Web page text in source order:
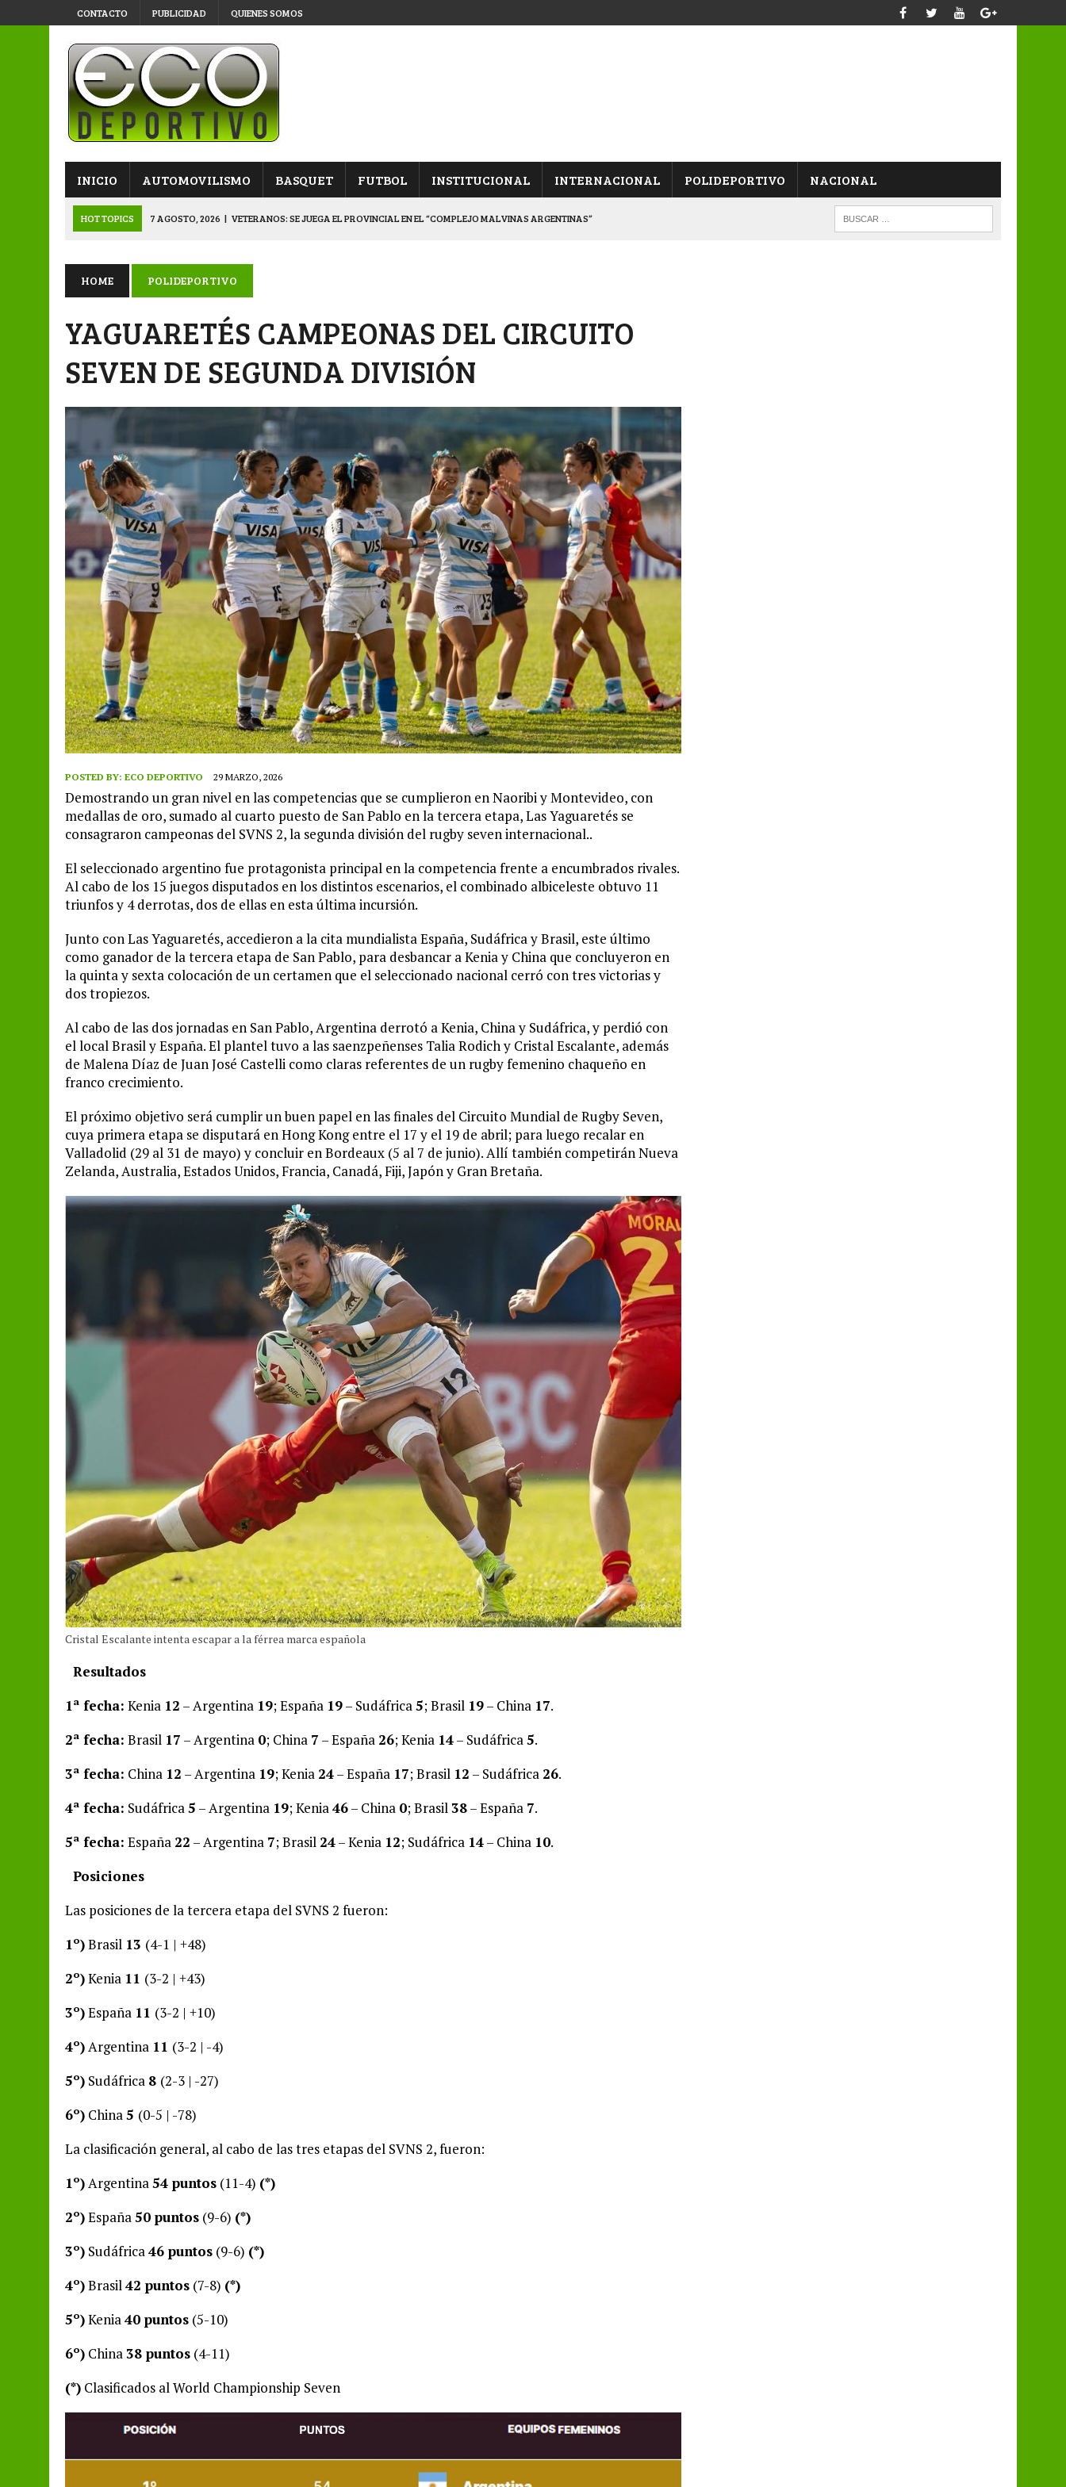
CONTACTO PUBLICIDAD QUIENES SOMOS
INICIO AUTOMOVILISMO BASQUET FUTBOL INSTITUCIONAL INTERNACIONAL POLIDEPORTIVO NACIONAL
HOT TOPICS 7 AGOSTO, 2026 | VETERANOS: SE JUEGA EL PROVINCIAL EN EL “COMPLEJO MALVINAS ARGENTINAS”
6 AGOSTO, 2026 | SUB 20: TRIUNFO Y CLASIFICACIÓN DE LOS “ALBICELESTES”
8 AGOSTO, 2026 PRIMERA B: EL “GALLITO” Y EL “DECANO”, DUELO SEMIFINAL EN PAMPA
HOME POLIDEPORTIVO
YAGUARETÉS CAMPEONAS DEL CIRCUITO
SEVEN DE SEGUNDA DIVISIÓN
POSTED BY: ECO DEPORTIVO 29 MARZO, 2026
Demostrando un gran nivel en las competencias que se cumplieron en Naoribi y Montevideo, con
medallas de oro, sumado al cuarto puesto de San Pablo en la tercera etapa, Las Yaguaretés se
consagraron campeonas del SVNS 2, la segunda división del rugby seven internacional..
El seleccionado argentino fue protagonista principal en la competencia frente a encumbrados rivales.
Al cabo de los 15 juegos disputados en los distintos escenarios, el combinado albiceleste obtuvo 11
triunfos y 4 derrotas, dos de ellas en esta última incursión.
Junto con Las Yaguaretés, accedieron a la cita mundialista España, Sudáfrica y Brasil, este último
como ganador de la tercera etapa de San Pablo, para desbancar a Kenia y China que concluyeron en
la quinta y sexta colocación de un certamen que el seleccionado nacional cerró con tres victorias y
dos tropiezos.
Al cabo de las dos jornadas en San Pablo, Argentina derrotó a Kenia, China y Sudáfrica, y perdió con
el local Brasil y España. El plantel tuvo a las saenzpeñenses Talia Rodich y Cristal Escalante, además
de Malena Díaz de Juan José Castelli como claras referentes de un rugby femenino chaqueño en
franco crecimiento.
El próximo objetivo será cumplir un buen papel en las finales del Circuito Mundial de Rugby Seven,
cuya primera etapa se disputará en Hong Kong entre el 17 y el 19 de abril; para luego recalar en
Valladolid (29 al 31 de mayo) y concluir en Bordeaux (5 al 7 de junio). Allí también competirán Nueva
Zelanda, Australia, Estados Unidos, Francia, Canadá, Fiji, Japón y Gran Bretaña.
Cristal Escalante intenta escapar a la férrea marca española
Resultados
1ª fecha: Kenia 12 – Argentina 19; España 19– Sudáfrica5; Brasil 19– China 17.
2ª fecha: Brasil 17 – Argentina 0; China 7 – España 26; Kenia 14– Sudáfrica5.
3ª fecha: China 12 – Argentina 19; Kenia 24– España 17; Brasil 12 – Sudáfrica 26.
4ª fecha: Sudáfrica5 – Argentina 19; Kenia46– China 0; Brasil38– España 7.
5ª fecha: España 22 – Argentina 7; Brasil 24– Kenia 12; Sudáfrica 14– China 10.
Posiciones
Las posiciones de la tercera etapa del SVNS 2 fueron:
1º)Brasil 13 (4-1 | +48)
2º)Kenia 11 (3-2 | +43)
3º)España 11 (3-2 | +10)
4º)Argentina 11 (3-2 | -4)
5º) Sudáfrica 8 (2-3 | -27)
6º) China5 (0-5 | -78)
La clasificación general, al cabo de las tres etapas del SVNS 2, fueron:
1º)Argentina54 puntos (11-4) (*)
2º)España50 puntos (9-6) (*)
3º) Sudáfrica46 puntos (9-6) (*)
4º)Brasil42 puntos (7-8) (*)
5º)Kenia40 puntos (5-10)
6º) China38 puntos (4-11)
(*) Clasificados al World Championship Seven